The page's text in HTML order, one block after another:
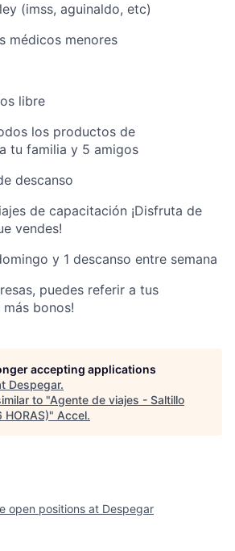
(imss, aguinaldo, etc)
médicos menores
libre
los productos de
tu familia y 5 amigos
descanso
de capacitación ¡Disfruta de
vendes!
y 1 descanso entre semana
puedes referir a tus
bonos!
accepting applications
Despegar.
to "Agente de viajes - Saltillo
HORAS)" Accel.
open positions at Despegar